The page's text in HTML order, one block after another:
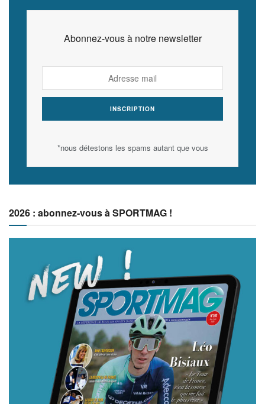
Abonnez-vous à notre newsletter
*nous détestons les spams autant que vous
2026 : abonnez-vous à SPORTMAG !